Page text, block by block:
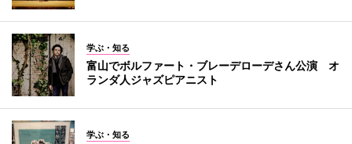
学ぶ・知る
富山でボルファート・ブレーデローデさん公演 オ
ランダ人ジャズピアニスト
学ぶ・知る